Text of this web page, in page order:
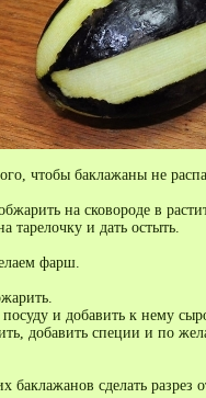
чтобы баклажаны не
на сковороде в
тарелочку и дать остыть.
фарш.
и добавить к нему
добавить специи и по
баклажанов сделать